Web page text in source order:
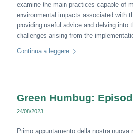
examine the main practices capable of
environmental impacts associated with
providing useful advice and delving into
challenges arising from the
Continua a leggere
Green Humbug:
24/08/2023
Primo appuntamento della nostra nuova